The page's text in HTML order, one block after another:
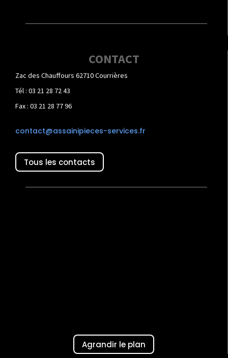
CONTACT
Zac des Chauffours 62710 Courrières
Tél : 03 21 28 72 43
Fax : 03 21 28 77 96
contact@assainipieces-services.fr
Tous les contacts
Agrandir le plan